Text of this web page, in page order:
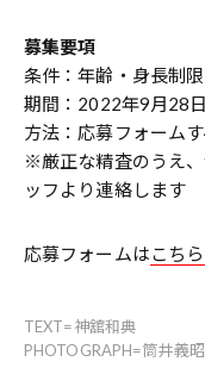
募集要項
条件：年齢・身長制
期間：2022年9月28
方法：応募フォーム
※厳正な精査のうえ
ッフより連絡します
応募フォームはこち
TEXT=神舘和典
PHOTOGRAPH=筒井義昭